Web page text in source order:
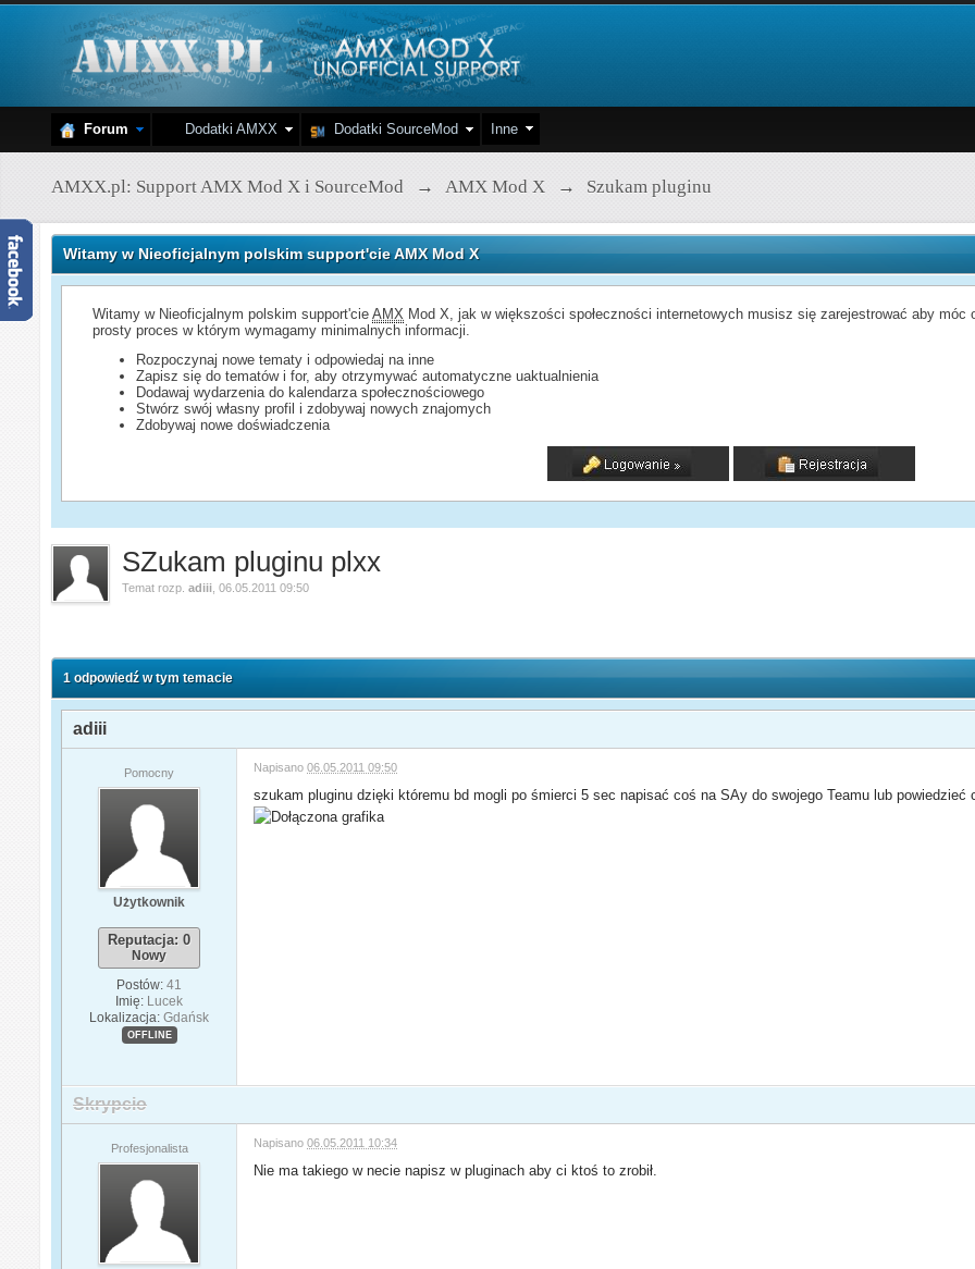
Forum Dodatki AMXX Dodatki SourceMod Inne
AMXX.pl: Support AMX Mod X i SourceMod → AMX Mod X → Szukam pluginu
Witamy w Nieoficjalnym polskim support'cie AMX Mod X
Witamy w Nieoficjalnym polskim support'cieAMX Mod X, jak w większości społeczności internetowych musisz się zarejestrować aby
prosty proces w którym wymagamy minimalnych informacji.
Rozpoczynaj nowe tematy i odpowiedaj na inne
Zapisz się do tematów i for, aby otrzymywać automatyczne uaktualnienia
Dodawaj wydarzenia do kalendarza społecznościowego
Stwórz swój własny profil i zdobywaj nowych znajomych
Zdobywaj nowe doświadczenia
SZukam pluginu plxx
Temat rozp.adiii ,06.05.2011 09:50
1 odpowiedź w tym temacie
adiii
Pomocny
Użytkownik
Reputacja: 0
Nowy
Postów: 41
Imię: Lucek
Lokalizacja: Gdańsk
OFFLINE
Napisano06.05.2011 09:50
szukam pluginu dzięki któremu bd mogli po śmierci 5 sec napisać coś na SAy do swojego Teamu lub
Skrypcio
Profesjonalista Napisano06.05.2011 10:34
Nie ma takiego w necie napisz w pluginach aby ci ktoś to zrobił.